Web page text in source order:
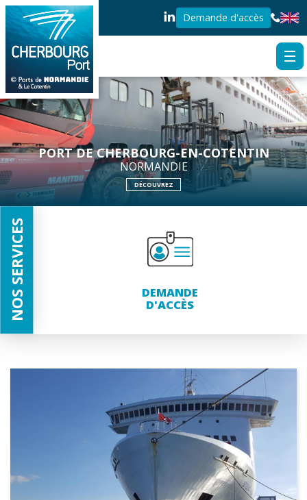
Demande d'accès
PORT DE CHERBOURG-EN-COTENTIN
NORMANDIE
DÉCOUVREZ
NOS SERVICES